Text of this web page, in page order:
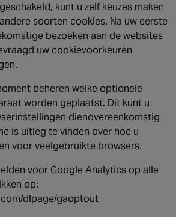
kunt u zelf keuzes maken
soorten cookies. Na uw eerste
bezoeken aan de websites
uw cookievoorkeuren
beheren welke optionele
worden geplaatst. Dit kunt u
dienovereenkomstig
is uitleg te vinden over hoe u
voor veelgebruikte browsers.
voor Google Analytics op alle
op:
dlpage/gaoptout